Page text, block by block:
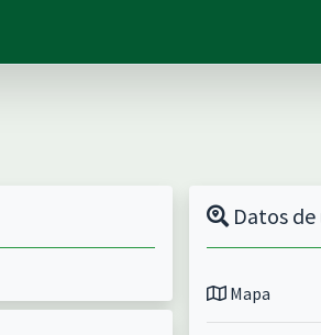
Datos de
Mapa